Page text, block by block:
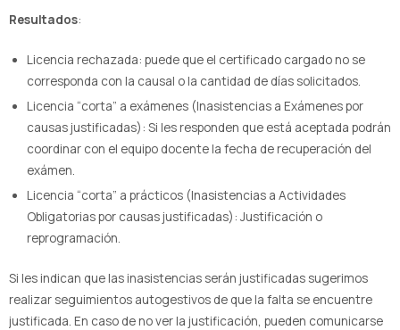
Resultados:
Licencia rechazada: puede que el certificado cargado no se
corresponda con la causal o la cantidad de días solicitados.
Licencia “corta” a exámenes (Inasistencias a Exámenes por
causas justificadas): Si les responden que está aceptada podrán
coordinar con el equipo docente la fecha de recuperación del
exámen.
Licencia “corta” a prácticos (Inasistencias a Actividades
Obligatorias por causas justificadas): Justificación o
reprogramación.
Si les indican que las inasistencias serán justificadas sugerimos
realizar seguimientos autogestivos de que la falta se encuentre
justificada. En caso de no ver la justificación, pueden comunicarse